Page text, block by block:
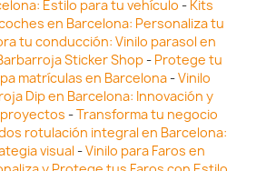
Estilo para tu vehículo - Kits
en Barcelona: Personaliza tu
tu conducción: Vinilo parasol en
Sticker Shop- Protege tu
matrículas en Barcelona-Vinilo
Dip en Barcelona: Innovación y
-Transforma tu negocio
rotulación integral en Barcelona:
visual -Vinilo para Faros en